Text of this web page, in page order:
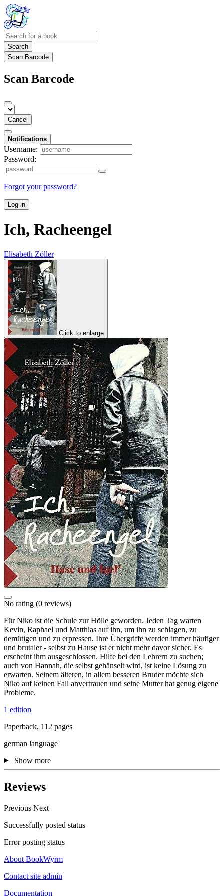
Search
Scan Barcode
Scan Barcode
Cancel
Notifications
Username:
Password:
Forgot your password?
Log in
Ich, Racheengel
Elisabeth Zöller
Click to enlarge
No rating (0 reviews)
Für Niko ist die Schule zur Hölle geworden. Jeden Tag warten
Kevin, Raphael und Matthias auf ihn, um ihn zu schlagen, zu
demütigen und zu erpressen. Ihre Übergriffe werden immer häufiger
und brutaler - selbst zu Hause ist er nicht mehr davor sicher. Es
erscheint ihm ausgeschlossen, Hilfe bei den Lehrern zu suchen;
auch von Hannah, die selbst gehänselt wird, ist keine Lösung zu
erwarten. Seinem älteren, in allem besseren Bruder möchte sich
Niko auf keinen Fall anvertrauen und seine Mutter hat genug eigene
Probleme.
1 edition
Paperback, 112 pages
german language
Show more
Reviews
Previous Next
Successfully posted status
Error posting status
About BookWyrm
Contact site admin
Documentation